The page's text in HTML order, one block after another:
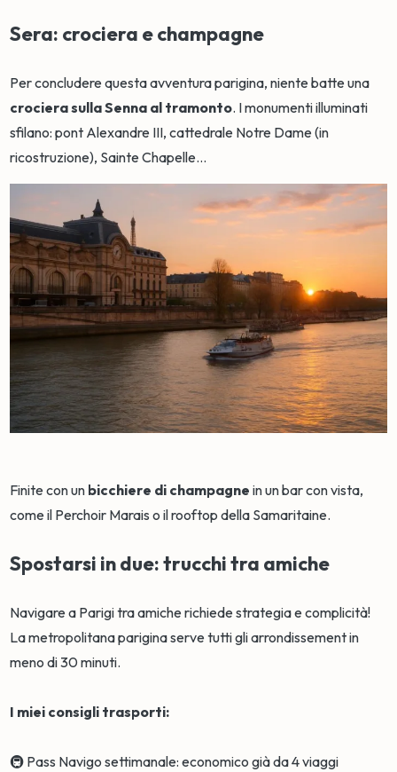
Sera: crociera e champagne
Per concludere questa avventura parigina, niente batte una
crociera sulla Senna al tramonto. I monumenti illuminati
sfilano: pont Alexandre III, cattedrale Notre Dame (in
ricostruzione), Sainte Chapelle...
Finite con un bicchiere di champagne in un bar con vista,
come il Perchoir Marais o il rooftop della Samaritaine.
Spostarsi in due: trucchi tra amiche
Navigare a Parigi tra amiche richiede strategia e complicità!
La metropolitana parigina serve tutti gli arrondissement in
meno di 30 minuti.
I miei consigli trasporti:
🚇 Pass Navigo settimanale: economico già da 4 viaggi